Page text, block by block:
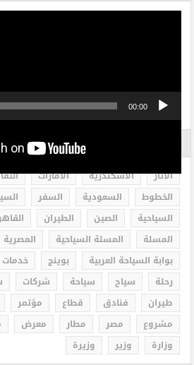
00:00
الاثار الاسكندرية الامارات
الخطوط
السعودية السفر
السياحية
الصين الطيران
المسلة
المسلة السياحية المصرية
بوابة السياحة العربية
بوينج خدمات
رحلة
سياح سياحة شركات
طيران
فنادق قطاع مؤتمر
مشروع
مصر مطار معرض
وزارة
وزير وزيرة